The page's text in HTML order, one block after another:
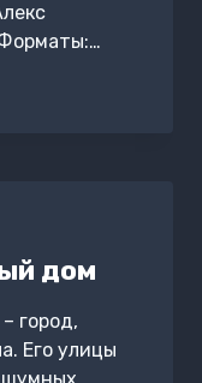
дом
город,
Его улицы